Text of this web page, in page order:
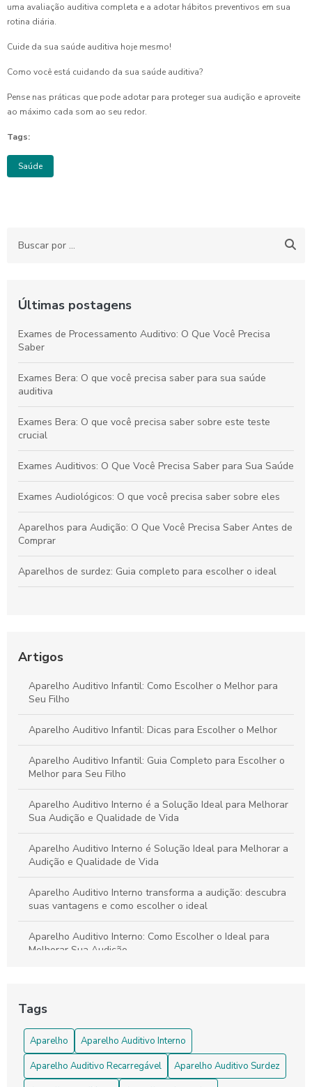
uma avaliação auditiva completa e a adotar hábitos preventivos em sua
rotina diária.
Cuide da sua saúde auditiva hoje mesmo!
Como você está cuidando da sua saúde auditiva?
Pense nas práticas que pode adotar para proteger sua audição e aproveite
ao máximo cada som ao seu redor.
Tags:
Saúde
Últimas postagens
Exames de Processamento Auditivo: O Que Você Precisa
Saber
Exames Bera: O que você precisa saber para sua saúde
auditiva
Exames Bera: O que você precisa saber sobre este teste
crucial
Exames Auditivos: O Que Você Precisa Saber para Sua Saúde
Exames Audiológicos: O que você precisa saber sobre eles
Aparelhos para Audição: O Que Você Precisa Saber Antes de
Comprar
Aparelhos de surdez: Guia completo para escolher o ideal
Artigos
Aparelho Auditivo Infantil: Como Escolher o Melhor para
Seu Filho
Aparelho Auditivo Infantil: Dicas para Escolher o Melhor
Aparelho Auditivo Infantil: Guia Completo para Escolher o
Melhor para Seu Filho
Aparelho Auditivo Interno é a Solução Ideal para Melhorar
Sua Audição e Qualidade de Vida
Aparelho Auditivo Interno é Solução Ideal para Melhorar a
Audição e Qualidade de Vida
Aparelho Auditivo Interno transforma a audição: descubra
suas vantagens e como escolher o ideal
Aparelho Auditivo Interno: Como Escolher o Ideal para
Melhorar Sua Audição
Aparelho Auditivo Interno: Fatos Que Você Precisa Saber
Aparelho Auditivo Interno: Saiba Como Escolher o Ideal
para Melhorar a Audição
Tags
Aparelho
Aparelho Auditivo Interno
Aparelho Auditivo Recarregável
Aparelho Auditivo Surdez